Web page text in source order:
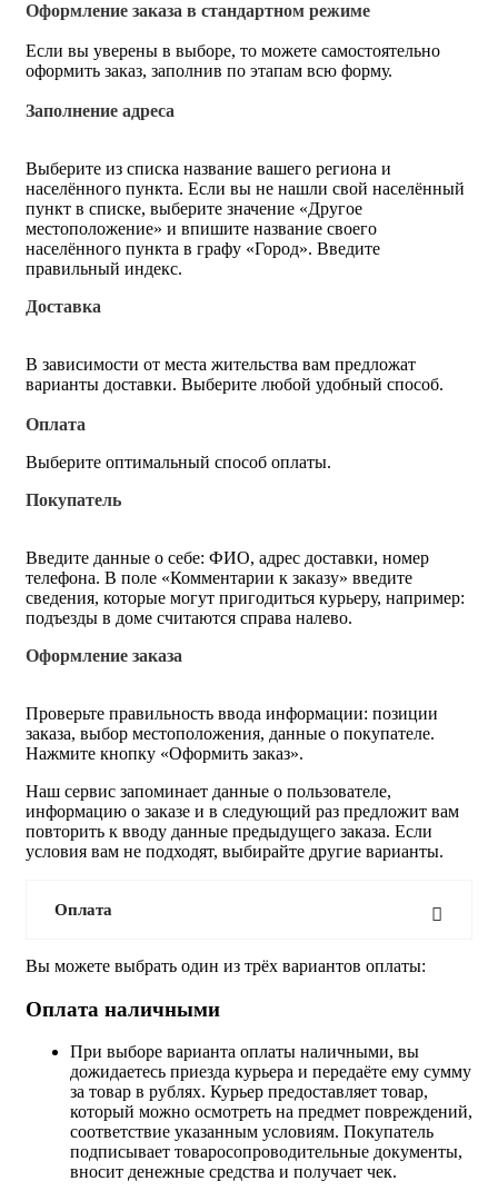
Оформление заказа в стандартном режиме
Если вы уверены в выборе, то можете самостоятельно
оформить заказ, заполнив по этапам всю форму.
Заполнение адреса
Выберите из списка название вашего региона и
населённого пункта. Если вы не нашли свой населённый
пункт в списке, выберите значение «Другое
местоположение» и впишите название своего
населённого пункта в графу «Город». Введите
правильный индекс.
Доставка
В зависимости от места жительства вам предложат
варианты доставки. Выберите любой удобный способ.
Оплата
Выберите оптимальный способ оплаты.
Покупатель
Введите данные о себе: ФИО, адрес доставки, номер
телефона. В поле «Комментарии к заказу» введите
сведения, которые могут пригодиться курьеру, например:
подъезды в доме считаются справа налево.
Оформление заказа
Проверьте правильность ввода информации: позиции
заказа, выбор местоположения, данные о покупателе.
Нажмите кнопку «Оформить заказ».
Наш сервис запоминает данные о пользователе,
информацию о заказе и в следующий раз предложит вам
повторить к вводу данные предыдущего заказа. Если
условия вам не подходят, выбирайте другие варианты.
Оплата
Вы можете выбрать один из трёх вариантов оплаты:
Оплата наличными
При выборе варианта оплаты наличными, вы
дожидаетесь приезда курьера и передаёте ему сумму
за товар в рублях. Курьер предоставляет товар,
который можно осмотреть на предмет повреждений,
соответствие указанным условиям. Покупатель
подписывает товаросопроводительные документы,
вносит денежные средства и получает чек.